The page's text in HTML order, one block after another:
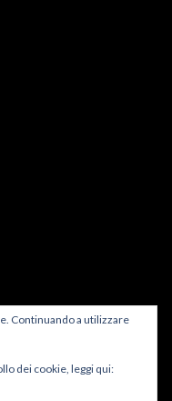
Continuando a utilizzare
dei cookie, leggi qui: